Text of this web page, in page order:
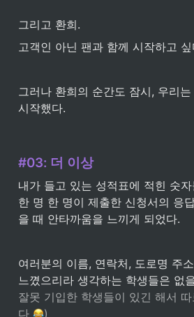
그리고 환희.
고객인 아닌 팬과 함께 시작하고 싶
그러나 환희의 순간도 잠시, 우리는
시작했다.
#03: 더 이상
내가 들고 있는 성적표에 적힌 숫
한 명 한 명이 제출한 신청서의 응
을 때 안타까움을 느끼게 되었다.
여러분의 이름, 연락처, 도로명 주
느꼈으리라 생각하는 학생들은 없
잘못 기입한 학생들이 있긴 해서
다
)